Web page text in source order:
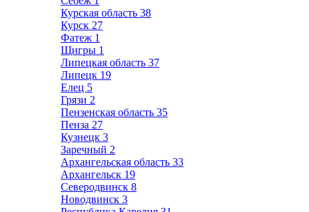
Курская область 38
Курск 27
Фатеж 1
Щигры 1
Липецкая область 37
Липецк 19
Елец 5
Грязи 2
Пензенская область 35
Пенза 27
Кузнецк 3
Заречный 2
Архангельская область 33
Архангельск 19
Северодвинск 8
Новодвинск 3